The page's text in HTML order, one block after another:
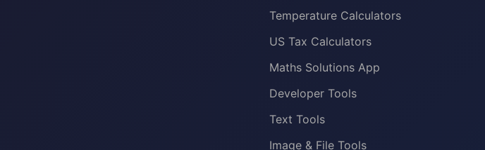
Temperature Calculators
US Tax Calculators
Maths Solutions App
Developer Tools
Text Tools
Image & File Tools